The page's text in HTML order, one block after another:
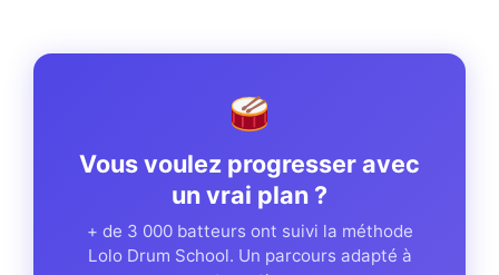
Vous voulez progresser avec
un vrai plan ?
+ de 3 000 batteurs ont suivi la méthode
Lolo Drum School. Un parcours adapté à